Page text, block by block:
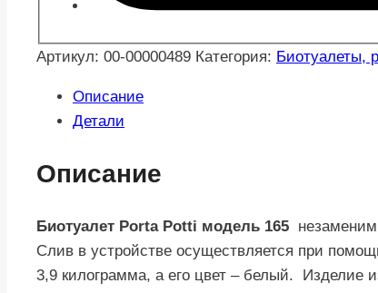
Артикул: 00-00000489 Категория: Биотуалеты,
Описание
Детали
Описание
Биотуалет Porta Potti модель 165
Слив в устройстве осуществляется при
3,9 килограмма, а его цвет – белый. Изделие